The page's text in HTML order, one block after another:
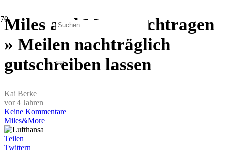
Miles and More nachtragen
» Meilen nachträglich
gutschreiben lassen
Kai Berke
vor 4 Jahren
Keine Kommentare
Miles&More
Teilen
Twittern